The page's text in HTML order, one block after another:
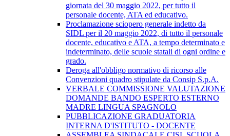
giornata del 30 maggio 2022, per tutto il
personale docente, ATA ed educativo.
Proclamazione sciopero generale indetto da
SIDL per il 20 maggio 2022, di tutto il personale
docente, educativo e ATA, a tempo determinato e
indeterminato, delle scuole statali di ogni ordine e
grado.
Deroga all'obbligo normativo di ricorso alle
Convenzioni quadro stipulate da Consip S.p.A.
VERBALE COMMISSIONE VALUTAZIONE
DOMANDE BANDO ESPERTO ESTERNO
MADRE LINGUA SPAGNOLO
PUBBLICAZIONE GRADUATORIA
INTERNA D'ISTITUTO - DOCENTE